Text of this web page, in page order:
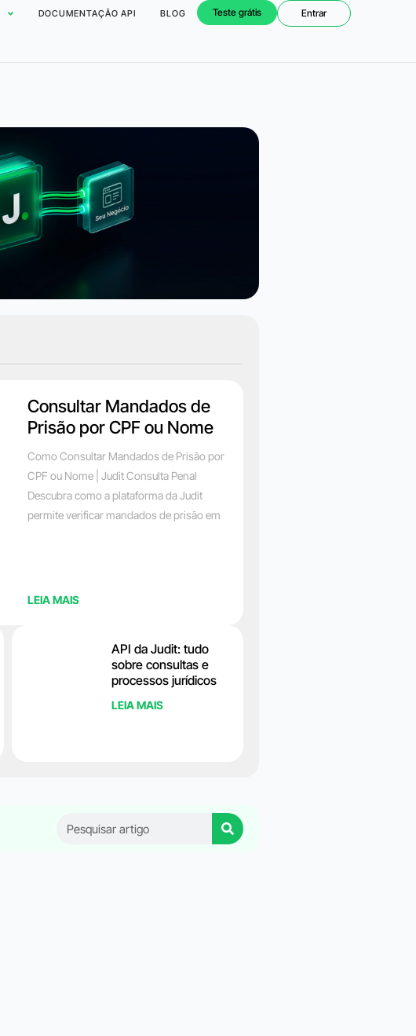
DOCUMENTAÇÃO API BLOG Teste grátis Entrar
Consultar Mandados de
Prisão por CPF ou Nome
Como Consultar Mandados de Prisão por
CPF ou Nome | Judit Consulta Penal
Descubra como a plataforma da Judit
permite verificar mandados de prisão em
LEIA MAIS
API da Judit: tudo
sobre consultas e
processos jurídicos
LEIA MAIS